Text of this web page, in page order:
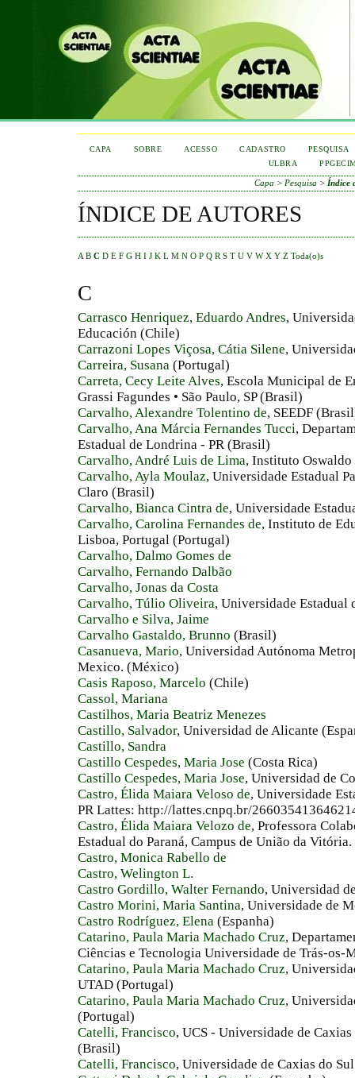
CAPA SOBRE ACESSO CADASTRO
PESQUISA
ULBRA
Capa > Pesquisa > Índice
ÍNDICE DE AUTORES
A B C D E F G H I J K L M N O P Q R S T U V W X Y Z Toda(o)s
C
Carrasco Henriquez, Eduardo Andres,
Educación (Chile)
Carrazoni Lopes Viçosa, Cátia Silene,
Carreira, Susana (Portugal)
Carreta, Cecy Leite Alves, Escola Municipal de
Grassi Fagundes • São Paulo, SP (Brasil)
Carvalho, Alexandre Tolentino de, SEEDF
Carvalho, Ana Márcia Fernandes Tucci,
Estadual de Londrina - PR (Brasil)
Carvalho, André Luis de Lima, Instituto Oswaldo
Carvalho, Ayla Moulaz, Universidade Estadual
Claro (Brasil)
Carvalho, Bianca Cintra de, Universidade
Carvalho, Carolina Fernandes de, Instituto de
Lisboa, Portugal (Portugal)
Carvalho, Dalmo Gomes de
Carvalho, Fernando Dalbão
Carvalho, Jonas da Costa
Carvalho, Túlio Oliveira, Universidade Estadual
Carvalho e Silva, Jaime
Carvalho Gastaldo, Brunno (Brasil)
Casanueva, Mario, Universidad Autónoma
Mexico. (México)
Casis Raposo, Marcelo (Chile)
Cassol, Mariana
Castilhos, Maria Beatriz Menezes
Castillo, Salvador, Universidad de Alicante
Castillo, Sandra
Castillo Cespedes, Maria Jose (Costa Rica)
Castillo Cespedes, Maria Jose, Universidad de
Castro, Élida Maiara Veloso de, Universidade
PR Lattes: http://lattes.cnpq.br/
Castro, Élida Maiara Velozo de, Professora
Estadual do Paraná, Campus de União da
Castro, Monica Rabello de
Castro, Welington L.
Castro Gordillo, Walter Fernando, Universidad
Castro Morini, Maria Santina, Universidade de
Castro Rodríguez, Elena (Espanha)
Catarino, Paula Maria Machado Cruz,
Ciências e Tecnologia Universidade de Trás-os-
Catarino, Paula Maria Machado Cruz,
UTAD (Portugal)
Catarino, Paula Maria Machado Cruz,
(Portugal)
Catelli, Francisco, UCS - Universidade de
(Brasil)
Catelli, Francisco, Universidade de Caxias do